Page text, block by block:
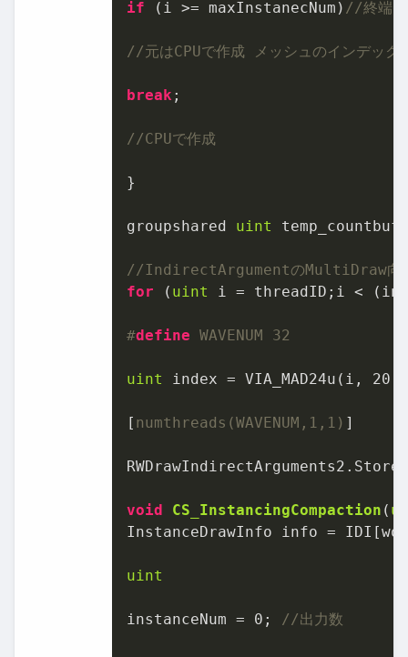
if (i >= maxInstanecNum) //終端に
//元はCPUで作成 メッシュのインデック
break ;
//CPUで作成
}
groupshared uint
//IndirectArgumentのMultiDraw向
for ( uint i = threadID;i <
#define WAVENUM 32
uint index = VIA_MAD24u(i, 20
[ numthreads(WAVENUM,1,1) ]
void CS_InstancingCompaction (
InstanceDrawInfo info =
uint
instanceNum = 0 ; //出力数